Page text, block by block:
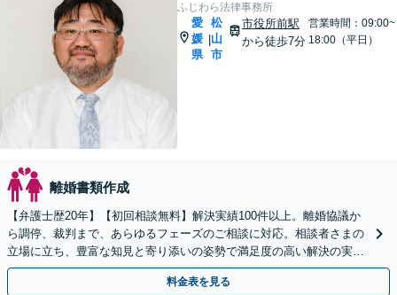
ふじわら法律事務所
愛
媛
県
|
松
山
市
市役所前駅
から徒歩7分
営業時間：09:00~
18:00（平日）
離婚書類作成
【弁護士歴20年】【初回相談無料】解決実績100件以上。離婚協議か
ら調停、裁判まで、あらゆるフェーズのご相談に対応。相談者さまの
立場に立ち、豊富な知見と寄り添いの姿勢で満足度の高い解決の実現
を目指します【法テラス利用OK】【市役所前駅6分】
料金表を見る